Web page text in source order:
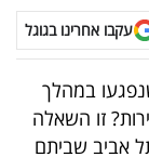
עקבו אחרינו בגוגל
במהלך
זו השאלה
אביב שביתם